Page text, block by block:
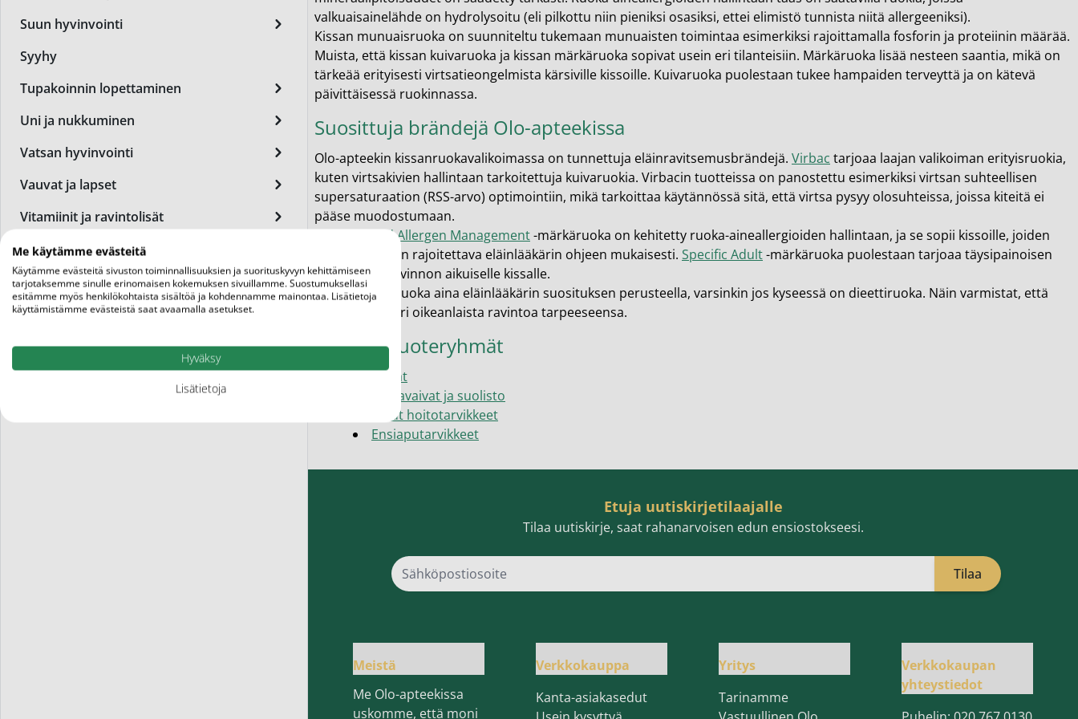
Suun hyvinvointi
Syyhy
Tupakoinnin lopettaminen
Uni ja nukkuminen
Vatsan hyvinvointi
Vauvat ja lapset
Vitamiinit ja ravintolisät
Miesten ihonhoito ja parranajo
Perusvoiteet
Päivävoiteet
Silmänympärysvoiteet
Syylät ja känsät
Vartalonhoito
Värikosmetiikka
Yövoiteet
Mikroneulaus ja Gua sha
End of the navigation. Close navigation.
valkuaisainelähde on hydrolysoitu (eli pilkottu niin pieniksi osasiksi, ettei elimistö tunnista niitä allergeeniksi).
Kissan munuaisruoka on suunniteltu tukemaan munuaisten toimintaa esimerkiksi rajoittamalla fosforin ja proteiinin määrää.
Muista, että kissan kuivaruoka ja kissan märkäruoka sopivat usein eri tilanteisiin. Märkäruoka lisää nesteen saantia, mikä on
tärkeää erityisesti virtsatieongelmista kärsiville kissoille. Kuivaruoka puolestaan tukee hampaiden terveyttä ja on kätevä
päivittäisessä ruokinnassa.
Suosittuja brändejä Olo-apteekissa
Olo-apteekin kissanruokavalikoimassa on tunnettuja eläinravitsemusbrändejä. Virbac tarjoaa laajan valikoiman erityisruokia,
kuten virtsakivien hallintaan tarkoitettuja kuivaruokia. Virbacin tuotteissa on panostettu esimerkiksi virtsan suhteellisen
supersaturaation (RSS-arvo) optimointiin, mikä tarkoittaa käytännössä sitä, että virtsa pysyy olosuhteissa, joissa kiteitä ei
pääse muodostumaan.
Specific Food Allergen Management-märkäruoka on kehitetty ruoka-aineallergioiden hallintaan, ja se sopii kissoille, joiden
ruokavaliota on rajoitettava eläinlääkärin ohjeen mukaisesti. Specific Adult-märkäruoka puolestaan tarjoaa täysipainoisen
päivittäisen ravinnon aikuiselle kissalle.
Valitse kissanruoka aina eläinlääkärin suosituksen perusteella, varsinkin jos kyseessä on dieettiruoka. Näin varmistat, että
kissasi saa juuri oikeanlaista ravintoa tarpeeseensa.
Liittyvät tuoteryhmät
Kissat
Vatsavaivat ja suolisto
Muut hoitotarvikkeet
Ensiaputarvikkeet
Etuja uutiskirjetilaajalle
Tilaa uutiskirje, saat rahanarvoisen edun ensiostokseesi.
Tilaa
Meistä
Me Olo-apteekissa
uskomme, että moni
Verkkokauppa
Kanta-asiakasedut
Yritys
Tarinamme
Verkkokaupan
yhteystiedot
Me käytämme evästeitä
Käytämme evästeitä sivuston toiminnallisuuksien ja suorituskyvyn kehittämiseen
tarjotaksemme sinulle erinomaisen kokemuksen sivuillamme. Suostumuksellasi
esitämme myös henkilökohtaista sisältöä ja kohdennamme mainontaa. Lisätietoja
käyttämistämme evästeistä saat avaamalla asetukset.
Hyväksy
Lisätietoja